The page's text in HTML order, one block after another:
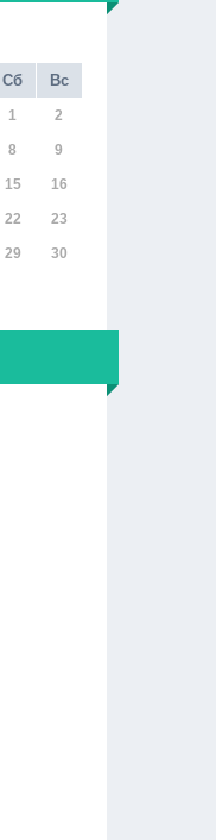
Сб Вс
1 2
8 9
15 16
22 23
29 30